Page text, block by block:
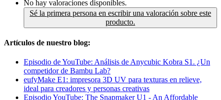
No hay valoraciones disponibles.
Sé la primera persona en escribir una valoración sobre este
producto.
Artículos de nuestro blog:
Episodio de YouTube: Análisis de Anycubic Kobra S1. ¿Un
competidor de Bambu Lab?
eufyMake E1: impresora 3D UV para texturas en relieve,
ideal para creadores y personas creativas
Episodio YouTube: The Snapmaker U1 - An Affordable